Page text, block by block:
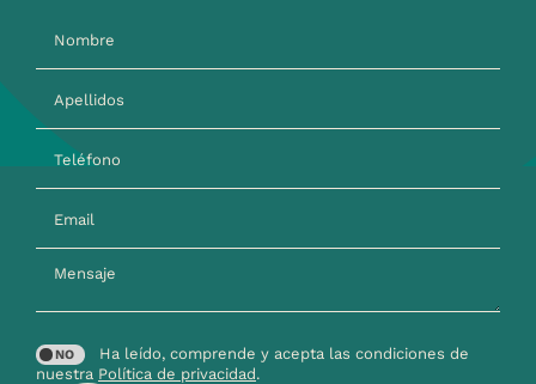
Nombre
Apellidos
Teléfono
Email
Mensaje
Ha leído, comprende y acepta las condiciones de
nuestra Política de privacidad.